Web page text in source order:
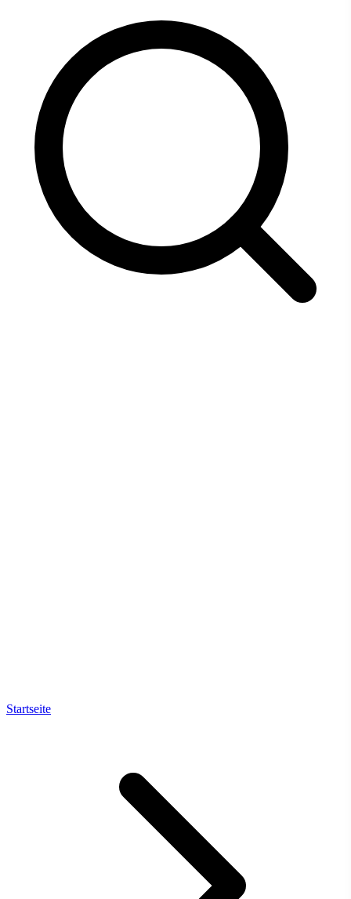
Startseite